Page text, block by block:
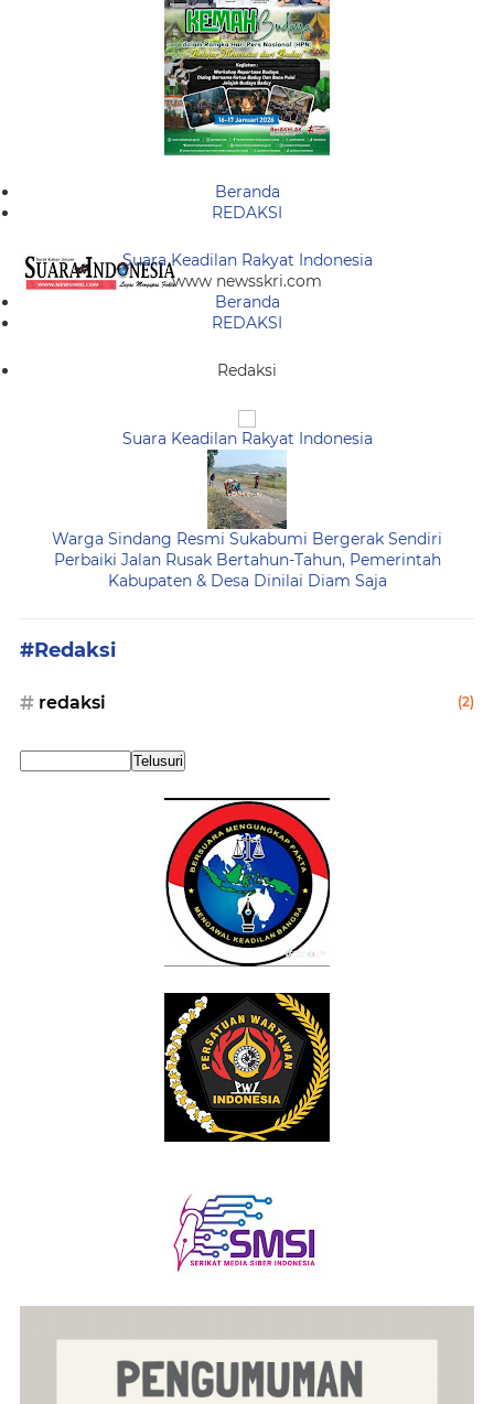
Beranda
REDAKSI
Suara Keadilan Rakyat Indonesia
www newsskri.com
Beranda
REDAKSI
Redaksi
Suara Keadilan Rakyat Indonesia
Warga Sindang Resmi Sukabumi Bergerak Sendiri
Perbaiki Jalan Rusak Bertahun-Tahun, Pemerintah
Kabupaten & Desa Dinilai Diam Saja
#Redaksi
redaksi (2)